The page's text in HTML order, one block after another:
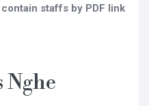
staffs by PDF link
Nghe